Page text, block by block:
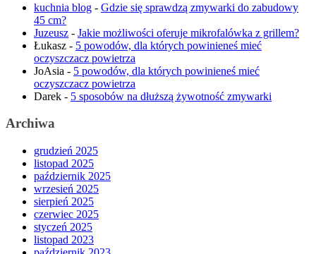
kuchnia blog - Gdzie się sprawdzą zmywarki do zabudowy
45 cm?
Juzeusz - Jakie możliwości oferuje mikrofalówka z grillem?
Łukasz - 5 powodów, dla których powinieneś mieć
oczyszczacz powietrza
JoAsia - 5 powodów, dla których powinieneś mieć
oczyszczacz powietrza
Darek - 5 sposobów na dłuższą żywotność zmywarki
Archiwa
grudzień 2025
listopad 2025
październik 2025
wrzesień 2025
sierpień 2025
czerwiec 2025
styczeń 2025
listopad 2023